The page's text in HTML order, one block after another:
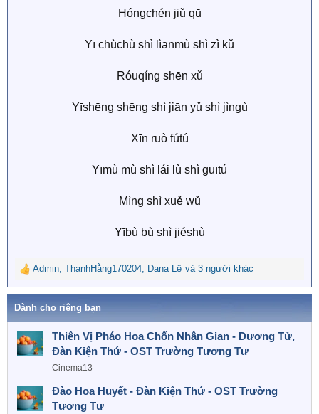
Hóngchén jiǔ qū
Yī chùchù shì lìanmù shì zì kǔ
Róuqíng shēn xǔ
Yīshēng shēng shì jiān yǔ shì jìngù
Xīn ruò fútú
Yīmù mù shì lái lù shì guītú
Mìng shì xuě wǔ
Yībù bù shì jiéshù​
R
e
c
t
i
o
s
:
Admin ThanhHằng170204 Dana Lê và 3 người khác
Dành cho riêng bạn
Thiên Vị Pháo Hoa Chốn Nhân Gian - Dương Tử,
Đàn Kiện Thứ - OST Trường Tương Tư
Cinema13
Đào Hoa Huyết - Đàn Kiện Thứ - OST Trường
Tương Tư